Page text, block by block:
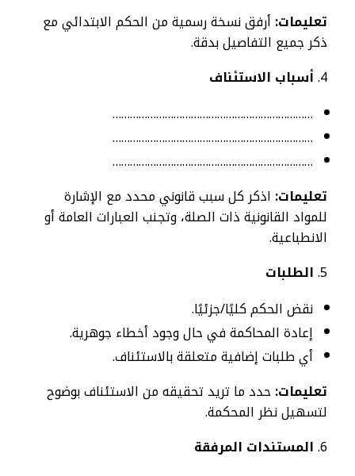
تعليمات:أرفق نسخة رسمية من الحكم الابتدائي مع
ذكر جميع التفاصيل بدقة.
أسباب الاستئناف
……………………………………………………………
……………………………………………………………
……………………………………………………………
تعليمات: اذكر كل سبب قانوني محدد مع الإشارة
للمواد القانونية ذات الصلة، وتجنب العبارات العامة أو
الانطباعية.
الطلبات
نقض الحكم كليًا/جزئيًا.
إعادة المحاكمة في حال وجود أخطاء جوهرية.
أي طلبات إضافية متعلقة بالاستئناف.
تعليمات: حدد ما تريد تحقيقه من الاستئناف بوضوح
لتسهيل نظر المحكمة.
المستندات المرفقة